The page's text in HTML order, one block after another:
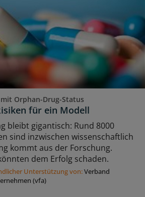
Orphan-Drug-Status
für ein Modell
bleibt gigantisch: Rund 8000
sind inzwischen wissenschaftlich
kommt aus der Forschung.
dem Erfolg schaden.
Unterstützung von:Verband
(vfa)